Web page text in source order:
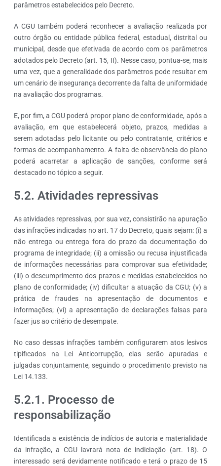
parâmetros estabelecidos pelo Decreto.
A CGU também poderá reconhecer a avaliação realizada por
outro órgão ou entidade pública federal, estadual, distrital ou
municipal, desde que efetivada de acordo com os parâmetros
adotados pelo Decreto (art. 15, II). Nesse caso, pontua-se, mais
uma vez, que a generalidade dos parâmetros pode resultar em
um cenário de insegurança decorrente da falta de uniformidade
na avaliação dos programas.
E, por fim, a CGU poderá propor plano de conformidade, após a
avaliação, em que estabelecerá objeto, prazos, medidas a
serem adotadas pelo licitante ou pelo contratante, critérios e
formas de acompanhamento. A falta de observância do plano
poderá acarretar a aplicação de sanções, conforme será
destacado no tópico a seguir.
5.2. Atividades repressivas
As atividades repressivas, por sua vez, consistirão na apuração
das infrações indicadas no art. 17 do Decreto, quais sejam: (i) a
não entrega ou entrega fora do prazo da documentação do
programa de integridade; (ii) a omissão ou recusa injustificada
de informações necessárias para comprovar sua efetividade;
(iii) o descumprimento dos prazos e medidas estabelecidos no
plano de conformidade; (iv) dificultar a atuação da CGU; (v) a
prática de fraudes na apresentação de documentos e
informações; (vi) a apresentação de declarações falsas para
fazer jus ao critério de desempate.
No caso dessas infrações também configurarem atos lesivos
tipificados na Lei Anticorrupção, elas serão apuradas e
julgadas conjuntamente, seguindo o procedimento previsto na
Lei 14.133.
5.2.1. Processo de
responsabilização
Identificada a existência de indícios de autoria e materialidade
da infração, a CGU lavrará nota de indiciação (art. 18). O
interessado será devidamente notificado e terá o prazo de 15